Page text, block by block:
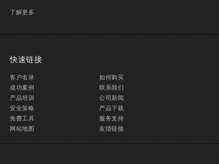
了解更多
快速链接
客户名录
成功案例
产品培训
安全策略
免费工具
网站地图
如何购买
联系我们
公司新闻
产品下载
服务支持
友情链接